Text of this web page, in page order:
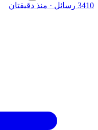
3410 رسائل
· منذ دقيقتان